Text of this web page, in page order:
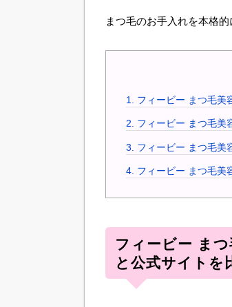
まつ毛のお手入れを本格
1. フィービー まつ毛美
2. フィービー まつ毛美
3. フィービー まつ毛美
4. フィービー まつ毛美
フィービー ま
と公式サイトを